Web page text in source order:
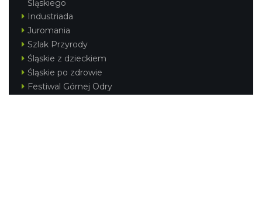
Śląskiego
Industriada
Juromania
Szlak Przyrody
Śląskie z dzieckiem
Śląskie po zdrowie
Festiwal Górnej Odry